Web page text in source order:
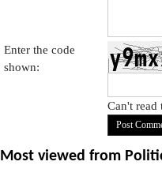
Enter the code
shown:
Can't
Most viewed from